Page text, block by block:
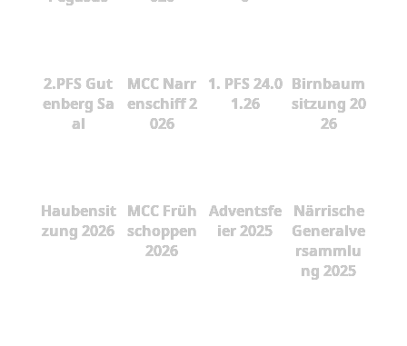
2.PFS Gut
enberg Sa
al
MCC Narr
enschiff 2
026
1. PFS 24.0
1.26
Birnbaum
sitzung 20
26
Haubensit
zung 2026
MCC Früh
schoppen
2026
Adventsfe
ier 2025
Närrische
Generalve
rsammlu
ng 2025